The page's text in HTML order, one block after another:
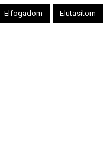
Elfogadom Elutasítom